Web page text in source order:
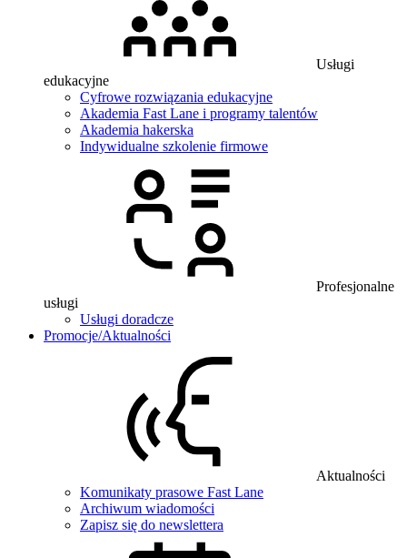
Usługi
edukacyjne
Cyfrowe rozwiązania edukacyjne
Akademia Fast Lane i programy talentów
Akademia hakerska
Indywidualne szkolenie firmowe
Profesjonalne
usługi
Usługi doradcze
Promocje/Aktualności
Aktualności
Komunikaty prasowe Fast Lane
Archiwum wiadomości
Zapisz się do newslettera